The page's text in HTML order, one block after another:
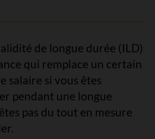
de longue durée (ILD)
qui remplace un certain
salaire si vous êtes
pendant une longue
pas du tout en mesure